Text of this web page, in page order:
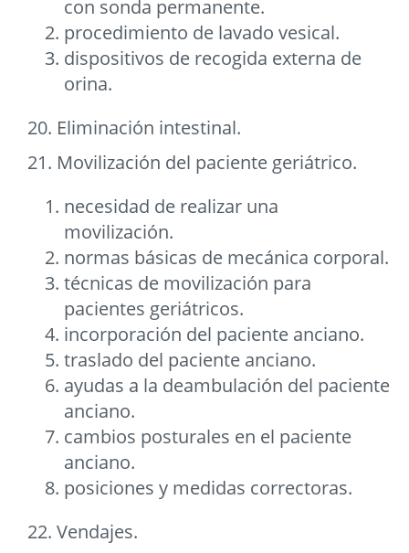
con sonda permanente.
procedimiento de lavado vesical.
dispositivos de recogida externa de
orina.
20. Eliminación intestinal.
21. Movilización del paciente geriátrico.
necesidad de realizar una
movilización.
normas básicas de mecánica corporal.
técnicas de movilización para
pacientes geriátricos.
incorporación del paciente anciano.
traslado del paciente anciano.
ayudas a la deambulación del paciente
anciano.
cambios posturales en el paciente
anciano.
posiciones y medidas correctoras.
22. Vendajes.